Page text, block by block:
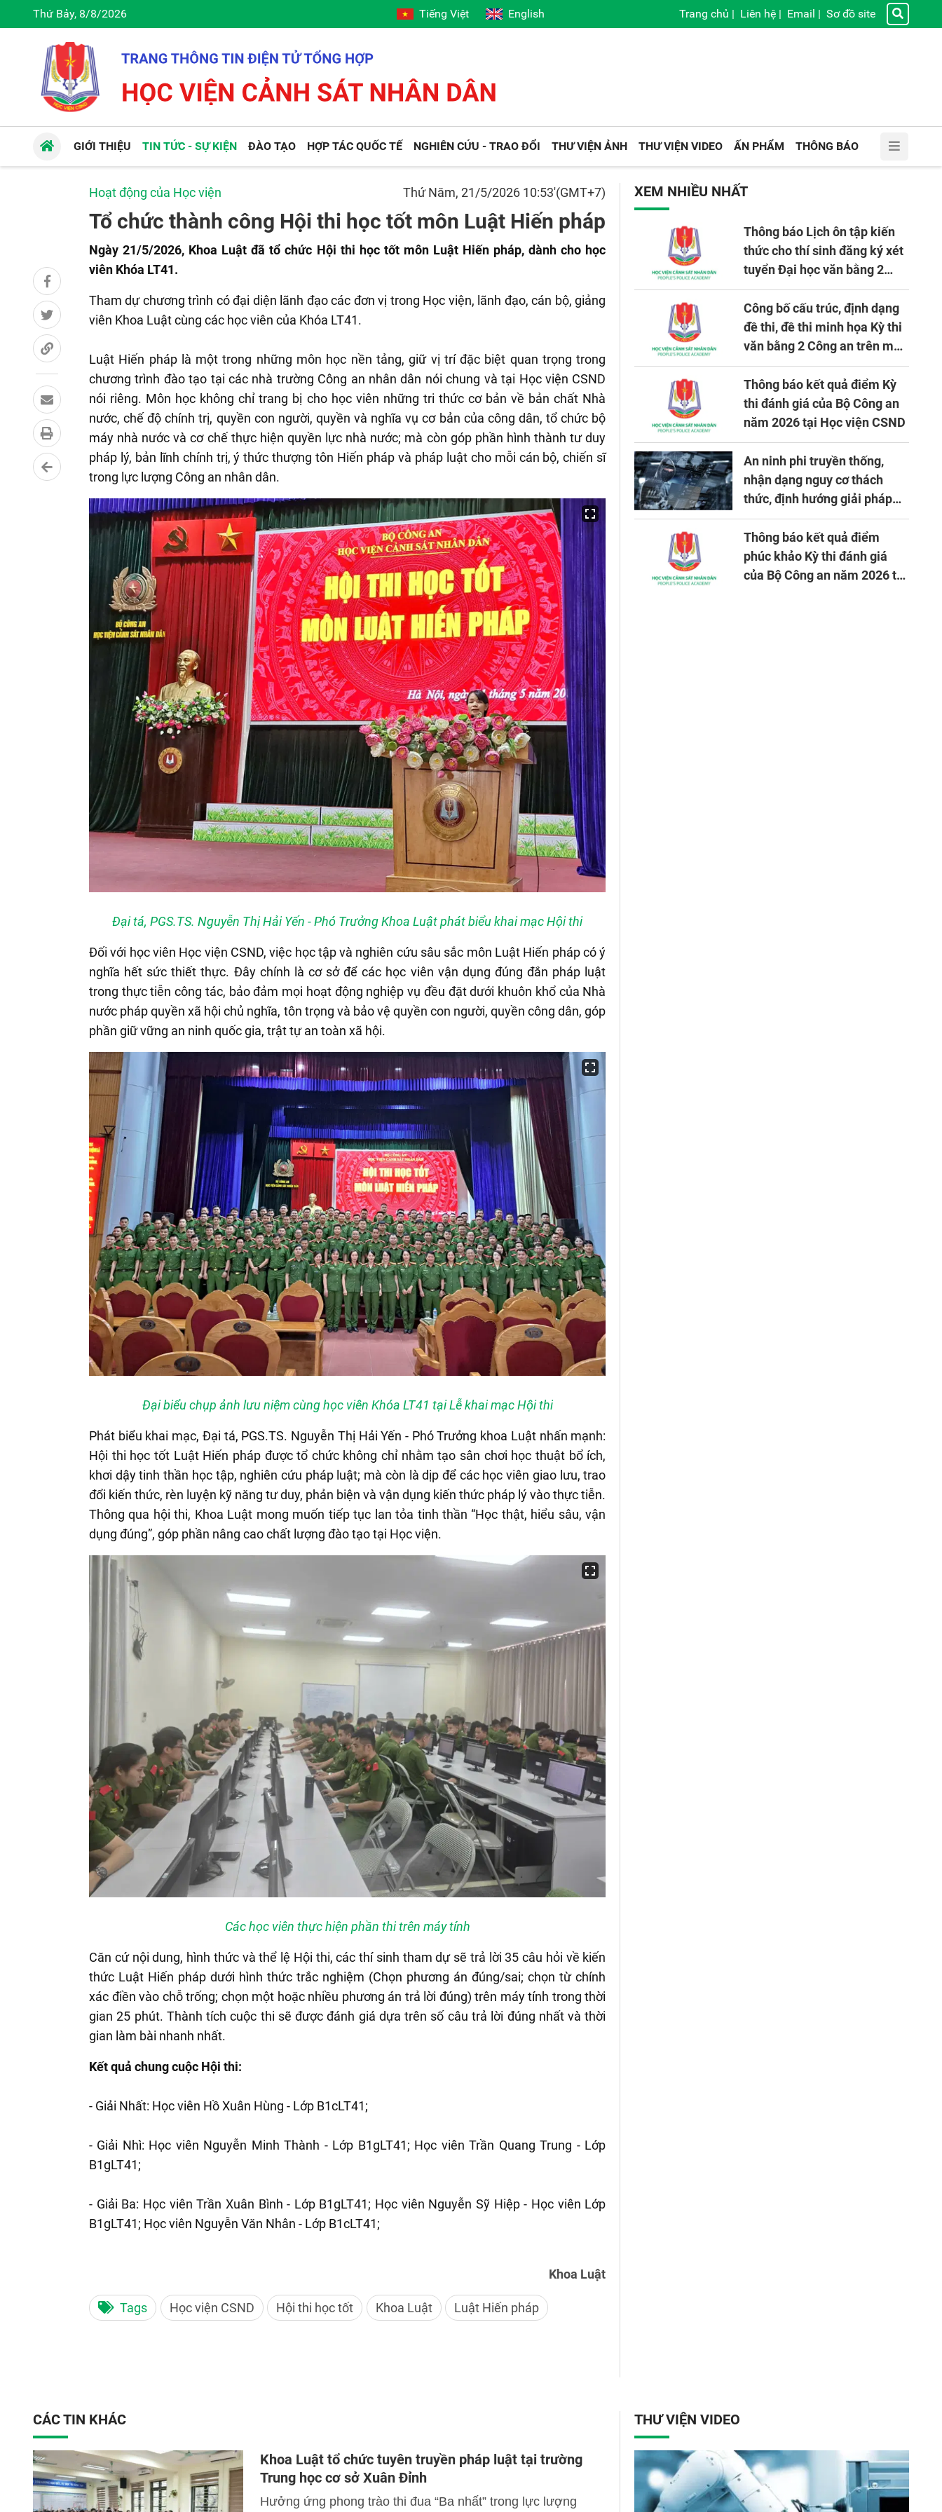
Thứ Bảy, 8/8/2026 Tiếng Việt English Trang chủ | Liên hệ | Email | Sơ đồ site
GIỚI THIỆU TIN TỨC - SỰ KIỆN ĐÀO TẠO HỢP TÁC QUỐC TẾ NGHIÊN CỨU - TRAO ĐỔI THƯ VIỆN ẢNH THƯ VIỆN VIDEO ẤN PHẨM THÔNG BÁO
Hoạt động của Học viện Thứ Năm, 21/5/2026 10:53'(GMT+7)
Tổ chức thành công Hội thi học tốt môn Luật Hiến pháp
Ngày 21/5/2026, Khoa Luật đã tổ chức Hội thi học tốt môn Luật Hiến pháp, dành cho học
viên Khóa LT41.
Tham dự chương trình có đại diện lãnh đạo các đơn vị trong Học viện, lãnh đạo, cán bộ, giảng
viên Khoa Luật cùng các học viên của Khóa LT41.
Luật Hiến pháp là một trong những môn học nền tảng, giữ vị trí đặc biệt quan trọng trong
chương trình đào tạo tại các nhà trường Công an nhân dân nói chung và tại Học viện CSND
nói riêng. Môn học không chỉ trang bị cho học viên những tri thức cơ bản về bản chất Nhà
nước, chế độ chính trị, quyền con người, quyền và nghĩa vụ cơ bản của công dân, tổ chức bộ
máy nhà nước và cơ chế thực hiện quyền lực nhà nước; mà còn góp phần hình thành tư duy
pháp lý, bản lĩnh chính trị, ý thức thượng tôn Hiến pháp và pháp luật cho mỗi cán bộ, chiến sĩ
trong lực lượng Công an nhân dân.
Đại tá, PGS.TS. Nguyễn Thị Hải Yến - Phó Trưởng Khoa Luật phát biểu khai mạc Hội thi
Đối với học viên Học viện CSND, việc học tập và nghiên cứu sâu sắc môn Luật Hiến pháp có ý
nghĩa hết sức thiết thực. Đây chính là cơ sở để các học viên vận dụng đúng đắn pháp luật
trong thực tiễn công tác, bảo đảm mọi hoạt động nghiệp vụ đều đặt dưới khuôn khổ của Nhà
nước pháp quyền xã hội chủ nghĩa, tôn trọng và bảo vệ quyền con người, quyền công dân, góp
phần giữ vững an ninh quốc gia, trật tự an toàn xã hội.
Đại biểu chụp ảnh lưu niệm cùng học viên Khóa LT41 tại Lễ khai mạc Hội thi
Phát biểu khai mạc, Đại tá, PGS.TS. Nguyễn Thị Hải Yến - Phó Trưởng khoa Luật nhấn mạnh:
Hội thi học tốt Luật Hiến pháp được tổ chức không chỉ nhằm tạo sân chơi học thuật bổ ích,
khơi dậy tinh thần học tập, nghiên cứu pháp luật; mà còn là dịp để các học viên giao lưu, trao
đổi kiến thức, rèn luyện kỹ năng tư duy, phản biện và vận dụng kiến thức pháp lý vào thực tiễn.
Thông qua hội thi, Khoa Luật mong muốn tiếp tục lan tỏa tinh thần “Học thật, hiểu sâu, vận
dụng đúng”, góp phần nâng cao chất lượng đào tạo tại Học viện.
Các học viên thực hiện phần thi trên máy tính
Căn cứ nội dung, hình thức và thể lệ Hội thi, các thí sinh tham dự sẽ trả lời 35 câu hỏi về kiến
thức Luật Hiến pháp dưới hình thức trắc nghiệm (Chọn phương án đúng/sai; chọn từ chính
xác điền vào chỗ trống; chọn một hoặc nhiều phương án trả lời đúng) trên máy tính trong thời
gian 25 phút. Thành tích cuộc thi sẽ được đánh giá dựa trên số câu trả lời đúng nhất và thời
gian làm bài nhanh nhất.
Kết quả chung cuộc Hội thi:
- Giải Nhất: Học viên Hồ Xuân Hùng - Lớp B1cLT41;
- Giải Nhì: Học viên Nguyễn Minh Thành - Lớp B1gLT41; Học viên Trần Quang Trung - Lớp
B1gLT41;
- Giải Ba: Học viên Trần Xuân Bình - Lớp B1gLT41; Học viên Nguyễn Sỹ Hiệp - Học viên Lớp
B1gLT41; Học viên Nguyễn Văn Nhân - Lớp B1cLT41;
Khoa Luật
Tags Học viện CSND Hội thi học tốt Khoa Luật Luật Hiến pháp
XEM NHIỀU NHẤT
Thông báo Lịch ôn tập kiến
thức cho thí sinh đăng ký xét
tuyển Đại học văn bằng 2
tuyển mới, mở tại Học viện
CSND năm học 2026 - 2027
Công bố cấu trúc, định dạng
đề thi, đề thi minh họa Kỳ thi
văn bằng 2 Công an trên máy
tính
Thông báo kết quả điểm Kỳ
thi đánh giá của Bộ Công an
năm 2026 tại Học viện CSND
An ninh phi truyền thống,
nhận dạng nguy cơ thách
thức, định hướng giải pháp
đảm bảo an ninh quốc gia
trong tình hình hiện nay
Thông báo kết quả điểm
phúc khảo Kỳ thi đánh giá
của Bộ Công an năm 2026 tại
CÁC TIN KHÁC
Khoa Luật tổ chức tuyên truyền pháp luật tại trường
Trung học cơ sở Xuân Đỉnh
Hưởng ứng phong trào thi đua “Ba nhất” trong lực lượng
THƯ VIỆN VIDEO